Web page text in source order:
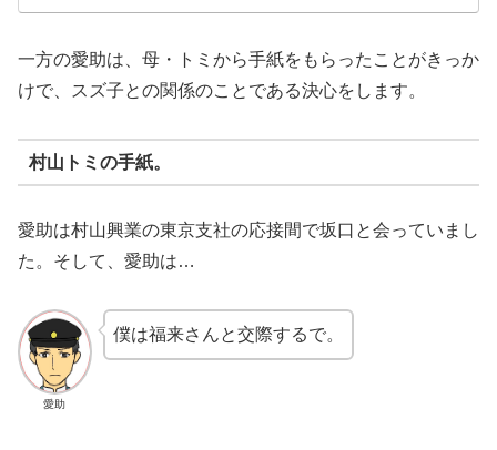
一方の愛助は、母・トミから手紙をもらったことがきっか
けで、スズ子との関係のことである決心をします。
村山トミの手紙。
愛助は村山興業の東京支社の応接間で坂口と会っていまし
た。そして、愛助は…
愛助
僕は福来さんと交際するで。